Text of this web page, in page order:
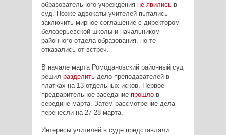
образовательного учреждения не явилисьв
суд. Позже адвокаты учителей пытались
заключить мирное соглашение с директором
белозерьевской школы и начальником
районного отдела образования, но те
отказались от встреч.
В начале марта Ромодановский районный суд
решил разделитьдело преподавателей в
платках на 13 отдельных исков. Первое
предварительное заседание прошлов
середине марта. Затем рассмотрение дела
перенесли на 27-28 марта.
Интересы учителей в суде представляли